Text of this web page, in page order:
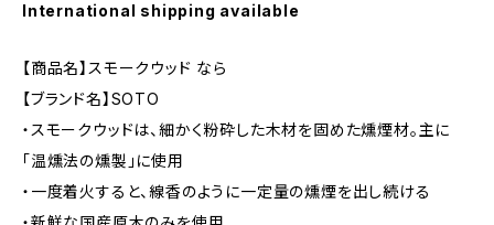
International shipping available
【商品名】スモークウッド なら
【ブランド名】SOTO
・スモークウッドは、細かく粉砕した木材を固めた燻煙材。主に
「温燻法の燻製」に使用
・一度着火すると、線香のように一定量の燻煙を出し続ける